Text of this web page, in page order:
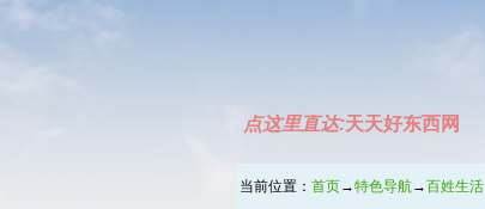
点这里直达:天天好东西网
当前位置： 首页→特色导航→百姓生活